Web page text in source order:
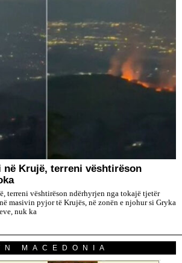
në Krujë, terreni vështirëson
terreni vështirëson ndërhyrjen nga tokajë tjetër
masivin pyjor të Krujës, në zonën e njohur si Gryka
nuk ka
MACEDONIA